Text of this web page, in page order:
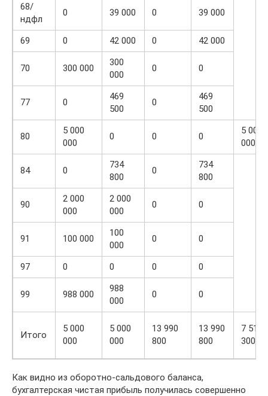
68/
ндфл
0 39 000 0 39 000
69 0 42 000 0 42 000
70 300 000
300
000
0 0
77 0
469
500
0
469
500
80
5 000
000
0 0 0
5 000
000
84 0
734
800
0
734
800
90
2 000
000
2 000
000
0 0
91 100 000
100
000
0 0
97 0 0 0 0
99 988 000
988
000
0 0
Итого
5 000
000
5 000
000
13 990
800
13 990
800
7 510
300
Как видно из оборотно-сальдового баланса,
бухгалтерская чистая прибыль получилась совершенно